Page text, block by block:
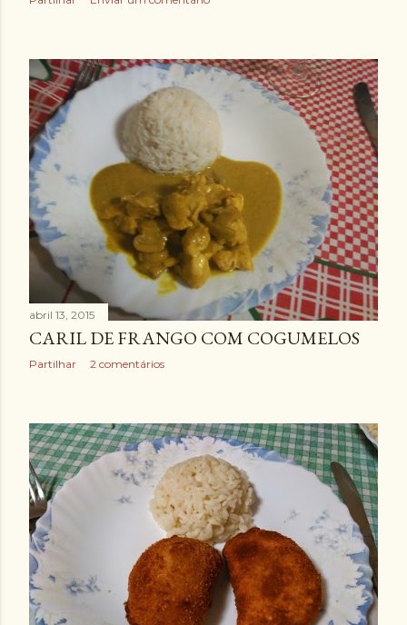
abril 13, 2015
CARIL DE FRANGO COM COGUMELOS
Partilhar 2 comentários